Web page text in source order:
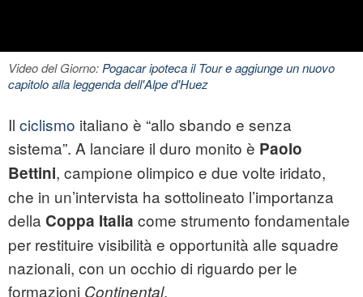
Video del Giorno:Pogacar ipoteca il Tour e aggiunge un nuovo
capitolo alla leggenda dell'Alpe d'Huez
Il ciclismo italiano è “allo sbando e senza
sistema”. A lanciare il duro monito è Paolo
Bettini, campione olimpico e due volte iridato,
che in un’intervista ha sottolineato l’importanza
della Coppa Italia come strumento fondamentale
per restituire visibilità e opportunità alle squadre
nazionali, con un occhio di riguardo per le
formazioni Continental.